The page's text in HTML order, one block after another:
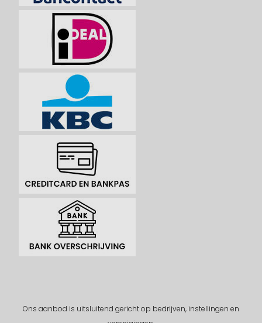
Ons aanbod is uitsluitend gericht op bedrijven, instellingen en